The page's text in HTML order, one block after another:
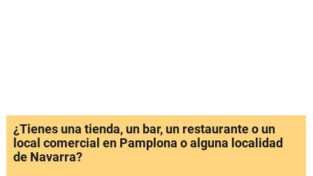
¿Tienes una tienda, un bar, un restaurante o un
local comercial en Pamplona o alguna localidad
de Navarra?